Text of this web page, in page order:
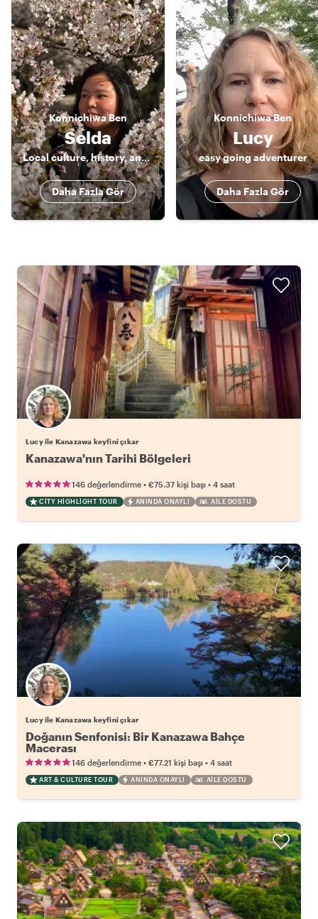
Konnichiwa Ben
Selda
Local culture, history, and food enthusiast 🤓
Daha Fazla Gör
KonnichiwaBen
Lucy
easy going adventurer
Daha Fazla Gör
Lucy ile Kanazawa keyfini çıkar
Kanazawa'nın Tarihi Bölgeleri
146 değerlendirme • €75.37 kişi başı • 4 saat
CITY HIGHLIGHT TOUR ANINDA ONAYLI AILE DOSTU
Lucy ile Kanazawa keyfini çıkar
Doğanın Senfonisi: Bir Kanazawa Bahçe
Macerası
146 değerlendirme • €77.21 kişi başı • 4 saat
ART & CULTURE TOUR ANINDA ONAYLI AILE DOSTU